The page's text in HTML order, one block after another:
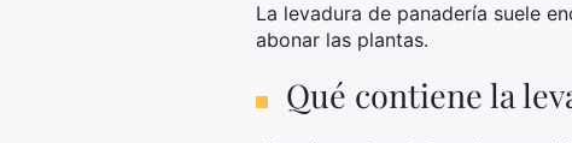
La levadura de panadería suele
abonar las plantas.
Qué contiene la